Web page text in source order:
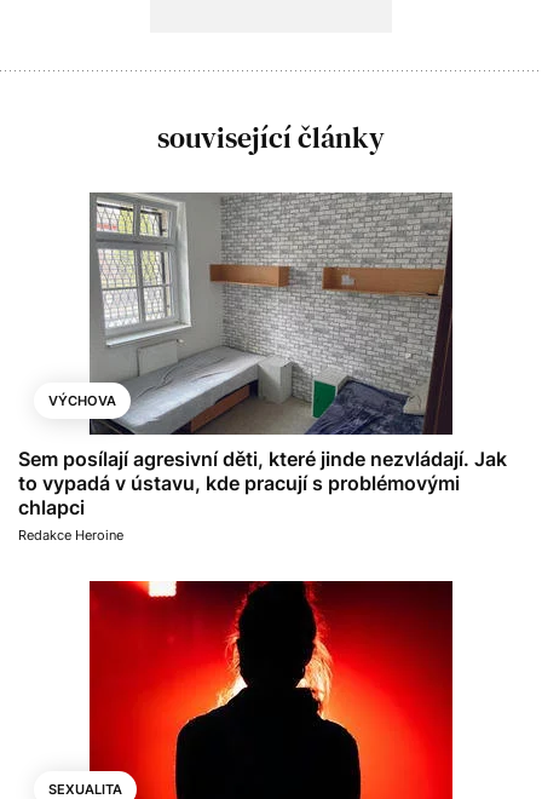
související články
VÝCHOVA
Sem posílají agresivní děti, které jinde nezvládají. Jak
to vypadá v ústavu, kde pracují s problémovými
chlapci
Redakce Heroine
SEXUALITA